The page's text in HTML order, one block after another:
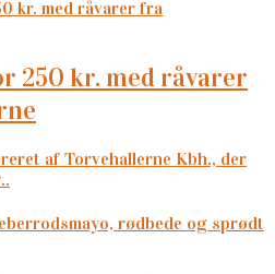
af Torvehallerne Kbh., der